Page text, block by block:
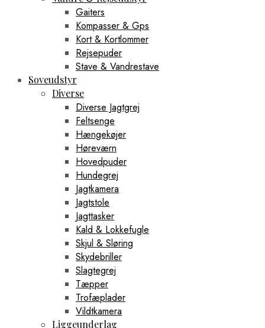
Gaiters
Kompasser & Gps
Kort & Kortlommer
Rejsepuder
Stave & Vandrestave
Soveudstyr
Diverse
Diverse Jagtgrej
Feltsenge
Hængekøjer
Høreværn
Hovedpuder
Hundegrej
Jagtkamera
Jagtstole
Jagttasker
Kald & Lokkefugle
Skjul & Sløring
Skydebriller
Slagtegrej
Tæpper
Trofæplader
Vildtkamera
Liggeunderlag